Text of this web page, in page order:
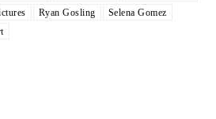
Ryan Gosling
Selena Gomez